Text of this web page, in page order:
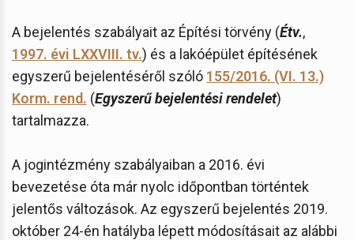
A bejelentés szabályait az Építési törvény (Étv.,
1997. évi LXXVIII. tv.) és a lakóépület építésének
egyszerű bejelentéséről szóló 155/2016. (VI. 13.)
Korm. rend. (Egyszerű bejelentési rendelet)
tartalmazza.
A jogintézmény szabályaiban a 2016. évi
bevezetése óta már nyolc időpontban történtek
jelentős változások. Az egyszerű bejelentés 2019.
október 24-én hatályba lépett módosításait az alábbi